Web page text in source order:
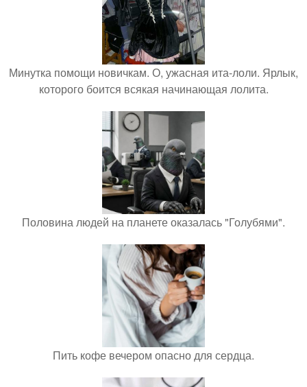
Минутка помощи новичкам. О, ужасная ита-лоли. Ярлык,
которого боится всякая начинающая лолита.
Половина людей на планете оказалась "Голубями".
Пить кофе вечером опасно для сердца.